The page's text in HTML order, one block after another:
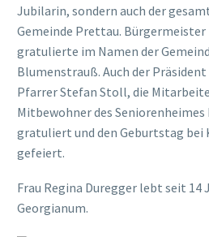
Jubilarin, sondern auch der
Gemeinde Prettau.
gratulierte im Namen der
Blumenstrauß. Auch der
Pfarrer Stefan Stoll, die
Mitbewohner des
gratuliert und den Geburtstag bei
gefeiert.
Frau Regina Duregger lebt seit 14
Georgianum.